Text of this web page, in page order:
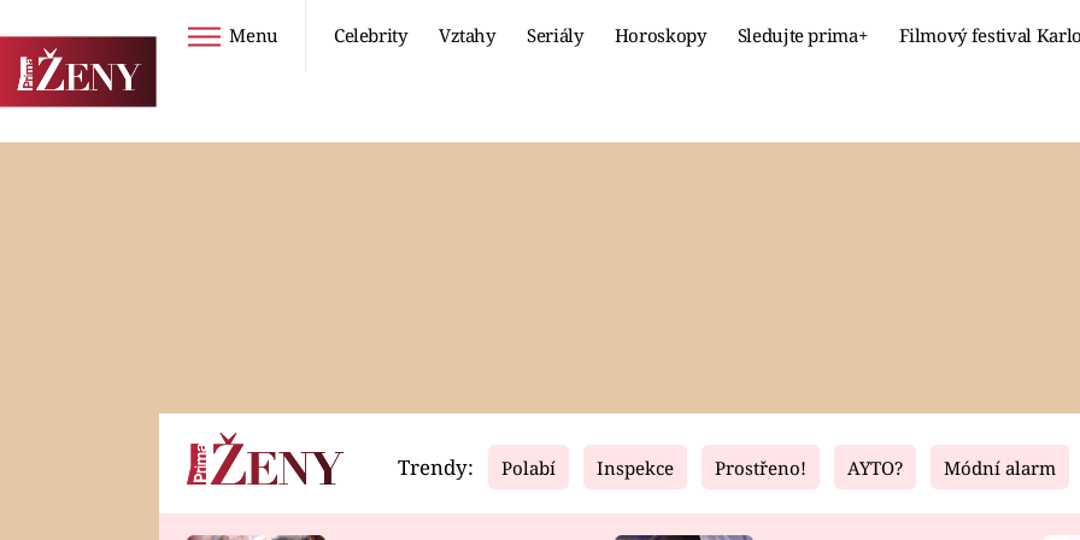
Menu Celebrity Vztahy Seriály Horoskopy Sledujte prima+ Filmový festival
Horoskopy Video Fresh Living
Trendy: Polabí Inspekce Prostřeno! AYTO? Módní alarm